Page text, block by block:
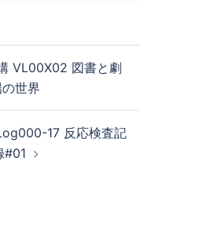
VL00X02 図書と劇
世界
17 反応検査記
#01